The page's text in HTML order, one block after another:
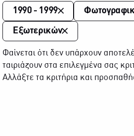
1990 - 1999
Εξωτερικών
Φαίνεται ότι δεν υπάρχουν
ταιριάζουν στα επιλεγμένα σας
Αλλάξτε τα κριτήρια και